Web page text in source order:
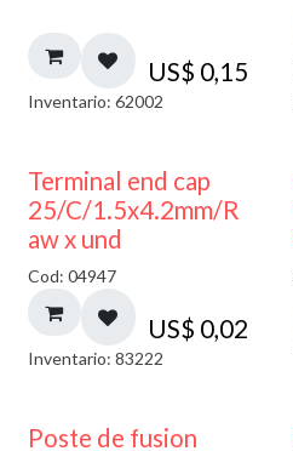
US$ 0,15
Inventario: 62002
Terminal end cap
25/C/1.5x4.2mm/R
aw x und
Cod: 04947
US$ 0,02
Inventario: 83222
Poste de fusion